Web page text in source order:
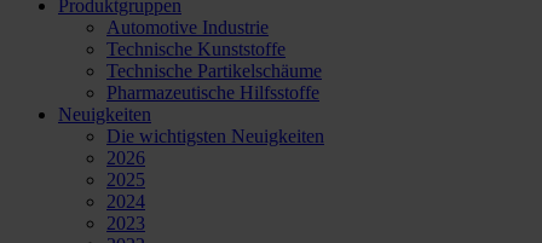
Produktgruppen
Automotive Industrie
Technische Kunststoffe
Technische Partikelschäume
Pharmazeutische Hilfsstoffe
Neuigkeiten
Die wichtigsten Neuigkeiten
2026
2025
2024
2023